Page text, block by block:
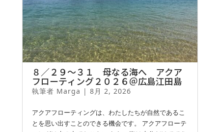
８／２９〜３１ 母なる海へ アクア
フローティング２０２６＠広島江田島
執筆者 Marga | 8月 2, 2026
アクアフローティングは、わたしたちが自然であるこ
とを思い出すことのできる機会です。 アクアフローテ